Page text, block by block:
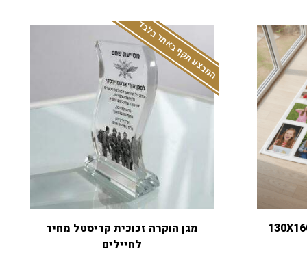
המבצע תקף באתר בלבד
מגן הוקרה זכוכית קריסטל מחיר
לחיילים